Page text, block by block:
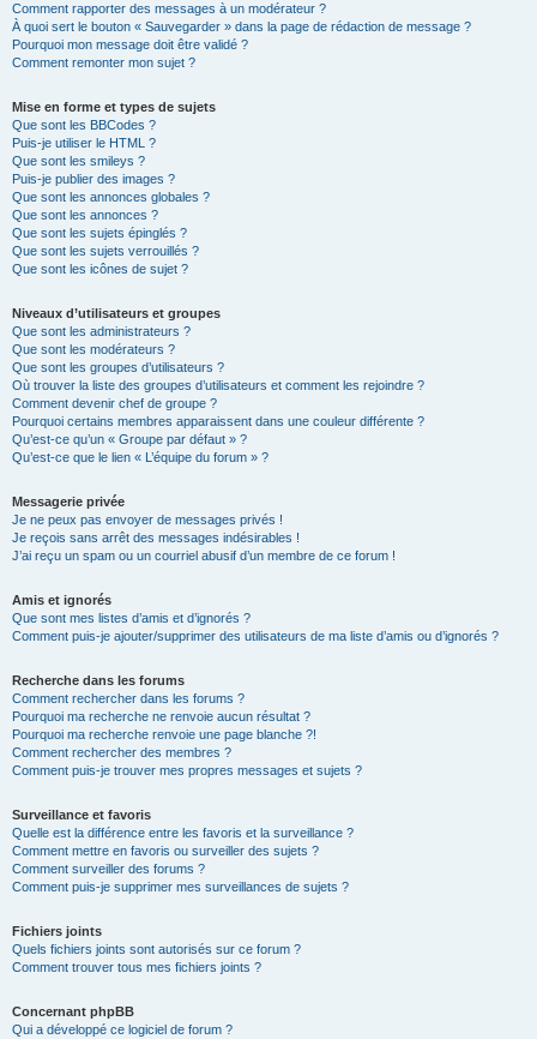
Comment rapporter des messages à un modérateur ?
À quoi sert le bouton « Sauvegarder » dans la page de rédaction de message ?
Pourquoi mon message doit être validé ?
Comment remonter mon sujet ?
Mise en forme et types de sujets
Que sont les BBCodes ?
Puis-je utiliser le HTML ?
Que sont les smileys ?
Puis-je publier des images ?
Que sont les annonces globales ?
Que sont les annonces ?
Que sont les sujets épinglés ?
Que sont les sujets verrouillés ?
Que sont les icônes de sujet ?
Niveaux d’utilisateurs et groupes
Que sont les administrateurs ?
Que sont les modérateurs ?
Que sont les groupes d’utilisateurs ?
Où trouver la liste des groupes d’utilisateurs et comment les rejoindre ?
Comment devenir chef de groupe ?
Pourquoi certains membres apparaissent dans une couleur différente ?
Qu’est-ce qu’un « Groupe par défaut » ?
Qu’est-ce que le lien « L’équipe du forum » ?
Messagerie privée
Je ne peux pas envoyer de messages privés !
Je reçois sans arrêt des messages indésirables !
J’ai reçu un spam ou un courriel abusif d’un membre de ce forum !
Amis et ignorés
Que sont mes listes d’amis et d’ignorés ?
Comment puis-je ajouter/supprimer des utilisateurs de ma liste d’amis ou d’ignorés ?
Recherche dans les forums
Comment rechercher dans les forums ?
Pourquoi ma recherche ne renvoie aucun résultat ?
Pourquoi ma recherche renvoie une page blanche ?!
Comment rechercher des membres ?
Comment puis-je trouver mes propres messages et sujets ?
Surveillance et favoris
Quelle est la différence entre les favoris et la surveillance ?
Comment mettre en favoris ou surveiller des sujets ?
Comment surveiller des forums ?
Comment puis-je supprimer mes surveillances de sujets ?
Fichiers joints
Quels fichiers joints sont autorisés sur ce forum ?
Comment trouver tous mes fichiers joints ?
Concernant phpBB
Qui a développé ce logiciel de forum ?